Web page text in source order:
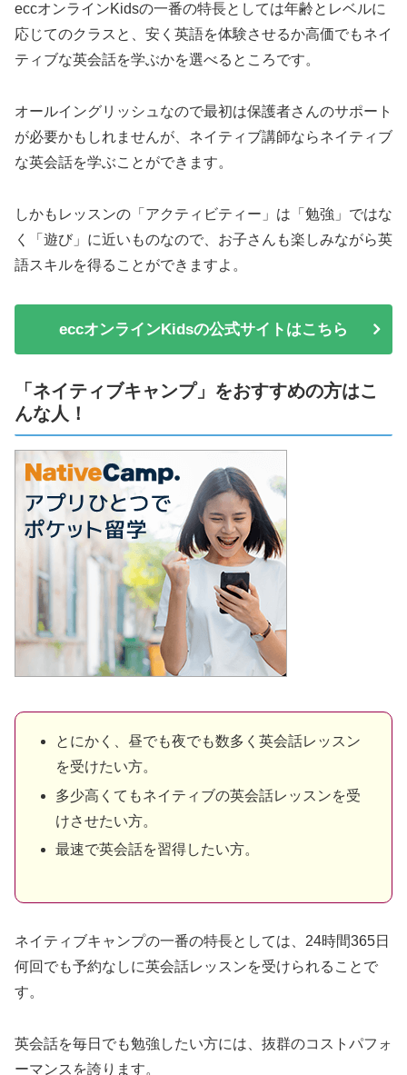
eccオンラインKidsの一番の特長としては年齢とレベルに
応じてのクラスと、安く英語を体験させるか高価でもネイ
ティブな英会話を学ぶかを選べるところです。
オールイングリッシュなので最初は保護者さんのサポート
が必要かもしれませんが、ネイティブ講師ならネイティブ
な英会話を学ぶことができます。
しかもレッスンの「アクティビティー」は「勉強」ではな
く「遊び」に近いものなので、お子さんも楽しみながら英
語スキルを得ることができますよ。
eccオンラインKidsの公式サイトはこちら
「ネイティブキャンプ」をおすすめの方はこ
んな人！
とにかく、昼でも夜でも数多く英会話レッスン
を受けたい方。
多少高くてもネイティブの英会話レッスンを受
けさせたい方。
最速で英会話を習得したい方。
ネイティブキャンプの一番の特長としては、24時間365日
何回でも予約なしに英会話レッスンを受けられることで
す。
英会話を毎日でも勉強したい方には、抜群のコストパフォ
ーマンスを誇ります。